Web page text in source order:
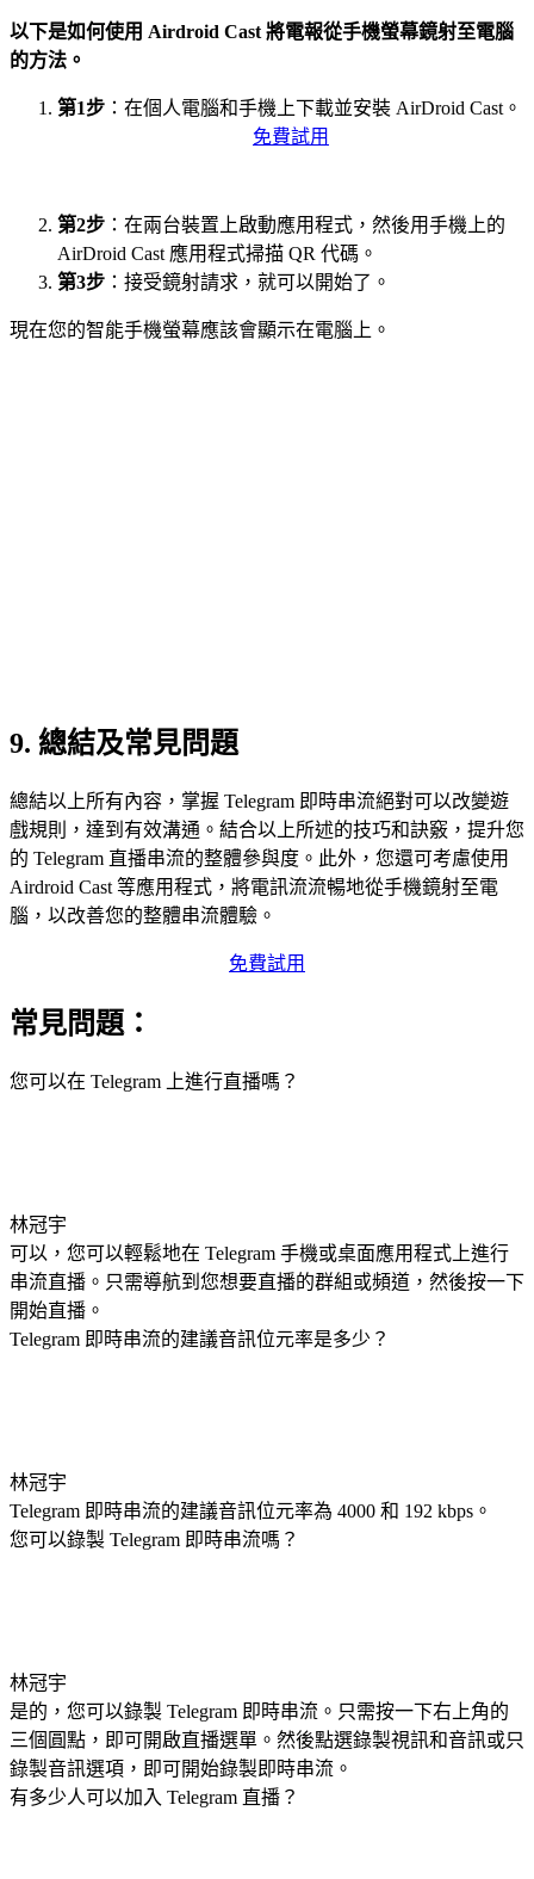
以下是如何使用 Airdroid Cast 將電報從手機螢幕鏡射至電腦
的方法。
第1步 ：在個人電腦和手機上下載並安裝 AirDroid Cast。
免費試用
第2步 ：在兩台裝置上啟動應用程式，然後用手機上的
AirDroid Cast 應用程式掃描 QR 代碼。
第3步 ：接受鏡射請求，就可以開始了。
現在您的智能手機螢幕應該會顯示在電腦上。
9. 總結及常見問題
總結以上所有內容，掌握 Telegram 即時串流絕對可以改變遊
戲規則，達到有效溝通。結合以上所述的技巧和訣竅，提升您
的 Telegram 直播串流的整體參與度。此外，您還可考慮使用
Airdroid Cast 等應用程式，將電訊流流暢地從手機鏡射至電
腦，以改善您的整體串流體驗。
免費試用
常見問題：
您可以在 Telegram 上進行直播嗎？
林冠宇
可以，您可以輕鬆地在 Telegram 手機或桌面應用程式上進行
串流直播。只需導航到您想要直播的群組或頻道，然後按一下
開始直播。
Telegram 即時串流的建議音訊位元率是多少？
林冠宇
Telegram 即時串流的建議音訊位元率為 4000 和 192 kbps。
您可以錄製 Telegram 即時串流嗎？
林冠宇
是的，您可以錄製 Telegram 即時串流。只需按一下右上角的
三個圓點，即可開啟直播選單。然後點選錄製視訊和音訊或只
錄製音訊選項，即可開始錄製即時串流。
有多少人可以加入 Telegram 直播？